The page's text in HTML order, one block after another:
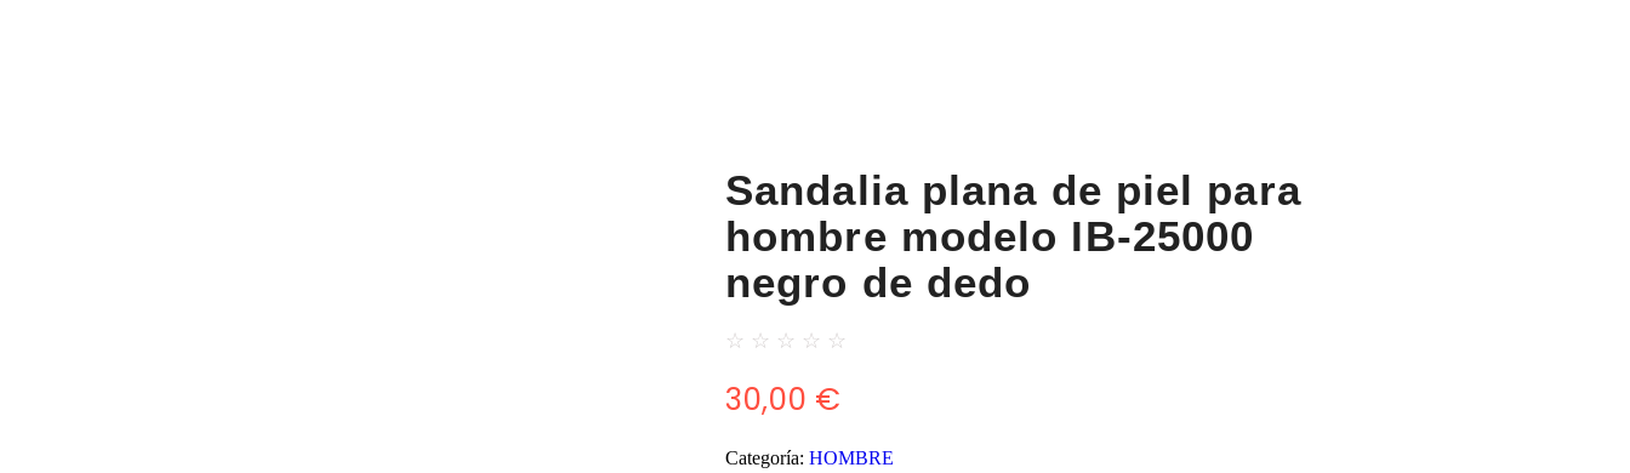
Sandalia plana de piel para
hombre modelo IB-25000
negro de dedo
☆ ☆ ☆ ☆ ☆
30,00 €
Categoría: HOMBRE